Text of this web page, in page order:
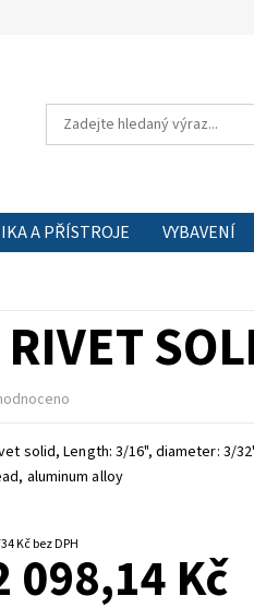
A PŘÍSTROJE VYBAVENÍ
solid,Length: 3/16", diameter: 3/
aluminum alloy
1 734 Kč bez DPH
098,14 Kč